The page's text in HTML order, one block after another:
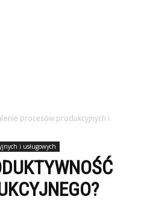
procesów produkcyjnych i
i usługowych